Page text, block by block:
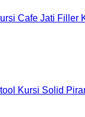
Cafe Jati Filler
Kursi Solid